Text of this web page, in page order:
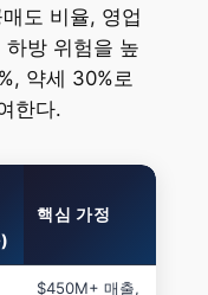
도 비율, 영업
방 위험을 높
약세 30%로
한다.
핵심 가정
$450M+ 매출,